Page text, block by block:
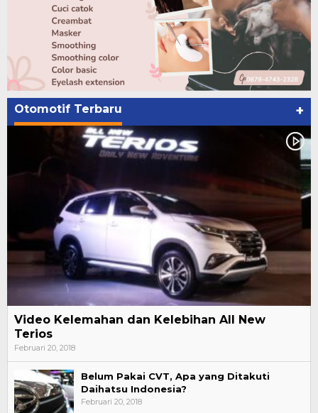
Otomotif Terbaru +
Video Kelemahan dan Kelebihan All New
Terios
Februari 20, 2018
Belum Pakai CVT, Apa yang Ditakuti
Daihatsu Indonesia?
Februari 20, 2018